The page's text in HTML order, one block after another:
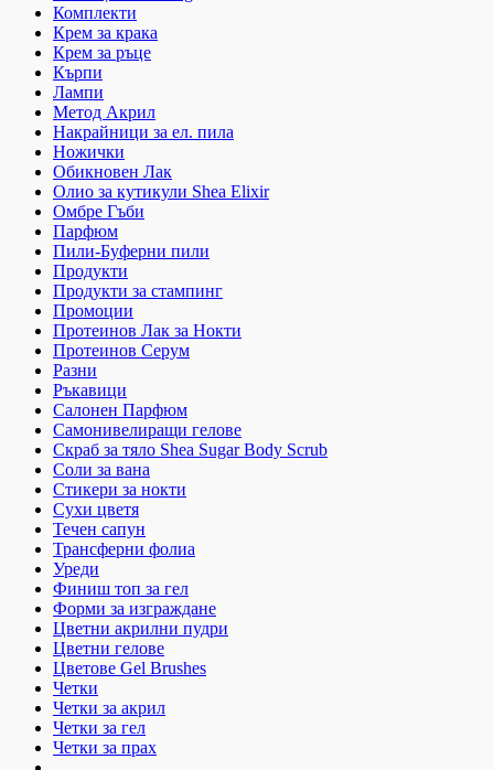
Комплекти
Крем за крака
Крем за ръце
Кърпи
Лампи
Метод Акрил
Накрайници за ел. пила
Ножички
Обикновен Лак
Олио за кутикули Shea Elixir
Омбре Гъби
Парфюм
Пили-Буферни пили
Продукти
Продукти за стампинг
Промоции
Протеинов Лак за Нокти
Протеинов Серум
Разни
Ръкавици
Салонен Парфюм
Самонивелиращи гелове
Скраб за тяло Shea Sugar Body Scrub
Соли за вана
Стикери за нокти
Сухи цветя
Течен сапун
Трансферни фолиа
Уреди
Финиш топ за гел
Форми за изграждане
Цветни акрилни пудри
Цветни гелове
Цветове Gel Brushes
Четки
Четки за акрил
Четки за гел
Четки за прах